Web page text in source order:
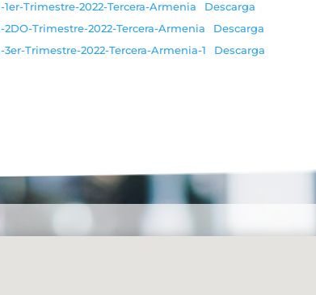
1er-Trimestre-2022-Tercera-Armenia
Descarga
2DO-Trimestre-2022-Tercera-Armenia
Descarga
3er-Trimestre-2022-Tercera-Armenia-1
Descarga